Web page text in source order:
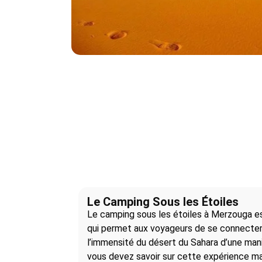
Le Camping Sous les Étoiles
Le camping sous les étoiles à Merzouga
qui permet aux voyageurs de se
l’immensité du désert du Sahara d’une
vous devez savoir sur cette expérience